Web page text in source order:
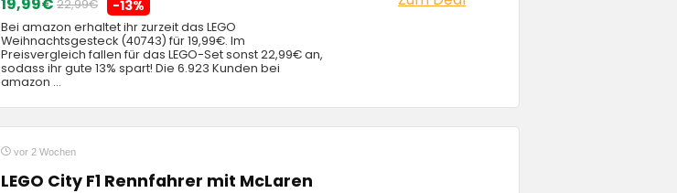
22,99€ -13%
Bei amazon erhaltet ihr zurzeit das LEGO
Weihnachtsgesteck (40743) für 19,99€. Im
Preisvergleich fallen für das LEGO-Set sonst 22,99€ an,
sodass ihr gute 13% spart! Die 6.923 Kunden bei
amazon ...
vor 2 Wochen
LEGO City F1 Rennfahrer mit McLaren